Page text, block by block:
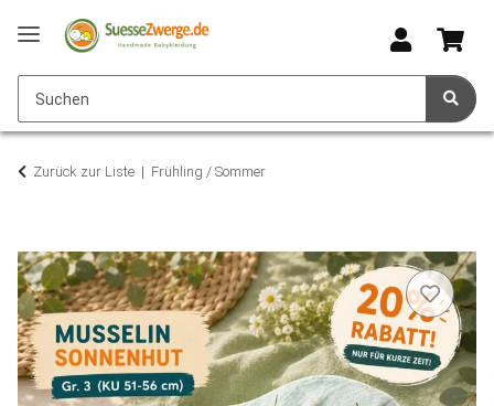
Zurück zur Liste Frühling / Sommer